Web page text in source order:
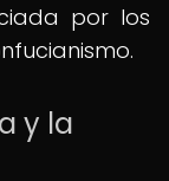
por los
y la